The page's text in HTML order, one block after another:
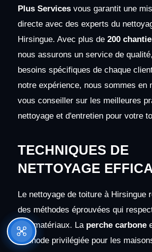
Plus Servicesvous garantit une
directe avec des experts du
Hirsingue. Avec plus de 200
nous assurons un service de
besoins spécifiques de chaque
notre expérience, nous sommes en
vous conseiller sur les meilleures
nettoyage et d'entretien pour votre
TECHNIQUES DE
NETTOYAGE
Le nettoyage de toiture à Hirsingue
des méthodes éprouvées qui
des matériaux. La perche carbone
méthode privilégiée pour les